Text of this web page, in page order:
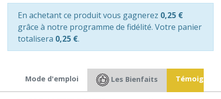
En achetant ce produit vous gagnerez 0,25 €
grâce à notre programme de fidélité. Votre panier
totalisera 0,25 €.
Mode d'emploi Les Bienfaits